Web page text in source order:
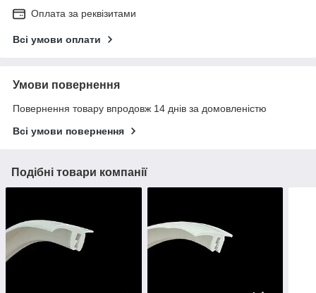
Оплата за реквізитами
Всі умови оплати
Умови повернення
Повернення товару впродовж 14 днів за домовленістю
Всі умови повернення
Подібні товари компанії